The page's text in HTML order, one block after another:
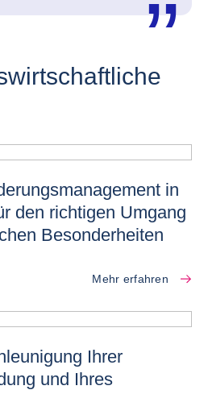
in
den richtigen Umgang
Besonderheiten
Mehr erfahren
Ihrer
und Ihres